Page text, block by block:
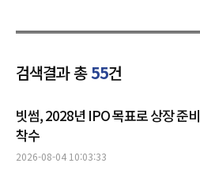
검색결과 총55건
빗썸, 2028년 IPO 목표로 상장 준비
착수
2026-08-04 10:03:33